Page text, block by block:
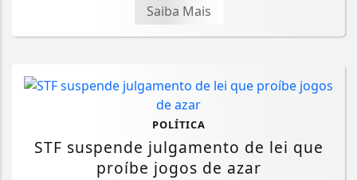
Saiba Mais
POLÍTICA
STF suspende julgamento de lei que
proíbe jogos de azar